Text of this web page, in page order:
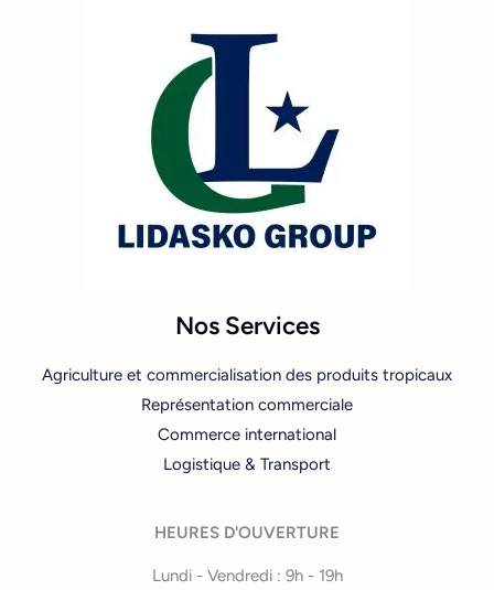
Nos Services
Agriculture et commercialisation des produits tropicaux
Représentation commerciale
Commerce international
Logistique & Transport
HEURES D'OUVERTURE
Lundi - Vendredi : 9h - 19h